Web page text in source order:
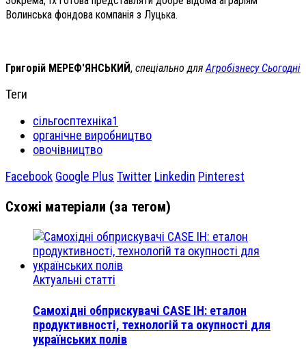
Волинська фондова компанія з Луцька.
Григорій МЕРЕФ'ЯНСЬКИЙ, спеціально дляАгробізнесу Сьогодні
Теги
сільгосптехніка1
органічне виробництво
овочівництво
Facebook Google Plus Twitter Linkedin Pinterest
Схожі матеріали (за тегом)
Актуальні статті
Самохідні обприскувачі CASE IH: еталон
продуктивності, технологій та окупності для
українських полів